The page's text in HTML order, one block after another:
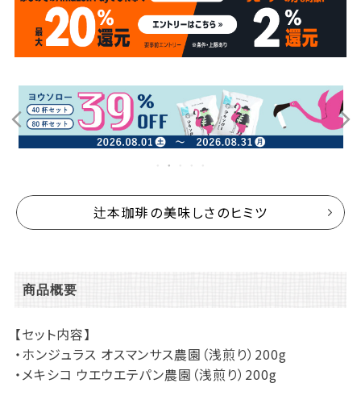
辻本珈琲の美味しさのヒミツ
商品概要
【セット内容】
・ホンジュラス オスマンサス農園（浅煎り）200g
・メキシコ ウエウエテパン農園（浅煎り）200g